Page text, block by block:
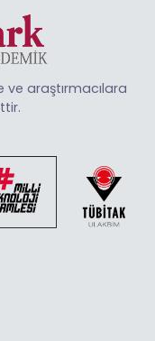
ve araştırmacılara